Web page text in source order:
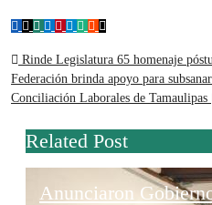
Navegación
de
Rinde Legislatura 65 homenaje
Federación brinda apoyo para
Conciliación Laborales de Tamaulipas
Related Post
Anunciaron